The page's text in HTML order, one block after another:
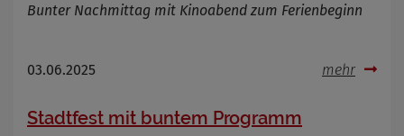
Bunter Nachmittag mit Kinoabend zum Ferienbeginn
03.06.2025 mehr
Stadtfest mit buntem Programm